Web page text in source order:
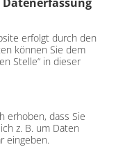
erfolgt durch den
können Sie dem
Stelle“ in dieser
erhoben, dass Sie
z. B. um Daten
eingeben.